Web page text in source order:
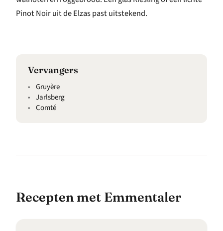
Pinot Noir uit de Elzas past uitstekend.
Vervangers
Gruyère
Jarlsberg
Comté
Recepten met Emmentaler